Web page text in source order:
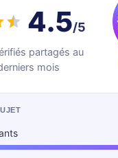
4.5/5
partagés au
mois